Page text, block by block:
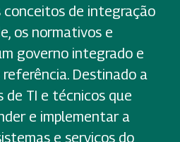
conceitos de integração
os normativos e
governo integrado e
Destinado a
de TI e técnicos que
e implementar a
e serviços do